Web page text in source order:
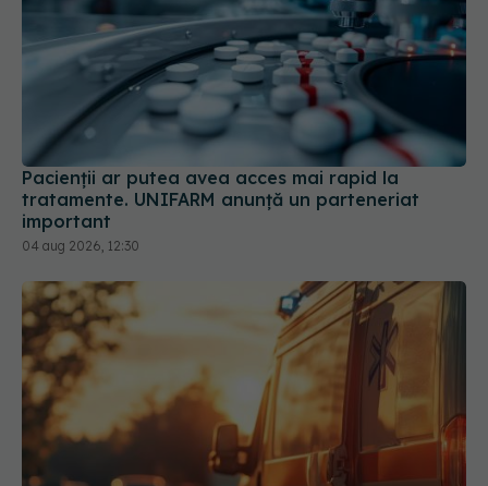
Pacienții ar putea avea acces mai rapid la
tratamente. UNIFARM anunță un parteneriat
important
04 aug 2026, 12:30